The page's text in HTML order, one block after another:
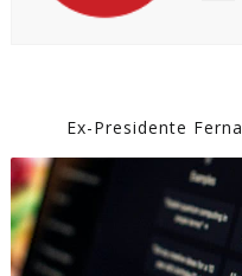
Ex-Presidente